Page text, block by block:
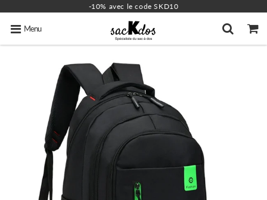
-10% avec le code SKD10
Menu